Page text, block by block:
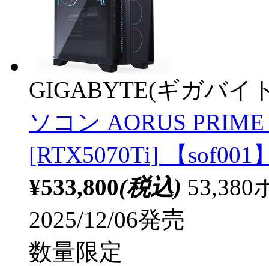
GIGABYTE(ギガバイ
ソコン AORUS
[RTX5070Ti] 【sof001
¥533,800(税込) 53,380
2025/12/06発売
数量限定